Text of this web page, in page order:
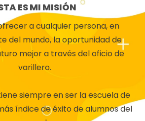
ES MI MISIÓN
a cualquier persona, en
del mundo, la oportunidad de
mejor a través del oficio de
varillero.
siempre en ser la escuela de
índice de éxito de alumnos del